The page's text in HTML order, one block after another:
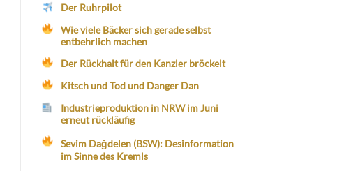
Der Ruhrpilot
Wie viele Bäcker sich gerade selbst
entbehrlich machen
Der Rückhalt für den Kanzler bröckelt
Kitsch und Tod und Danger Dan
Industrieproduktion in NRW im Juni
erneut rückläufig
Sevim Dağdelen (BSW): Desinformation
im Sinne des Kremls